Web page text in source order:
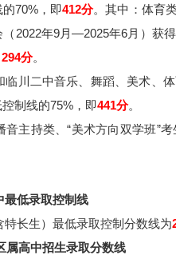
70%，即412分。其中：体育
2022年9月—2025年6月）获
294分。
临川二中音乐、舞蹈、美术、
制线的75%，即441分。
音主持类、“美术方向双学班
最低录取控制线
特长生）最低录取控制分数线为
属高中招生录取分数线